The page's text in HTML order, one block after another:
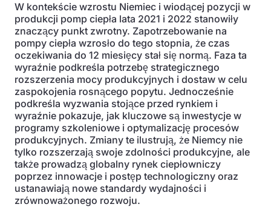
W kontekście wzrostu Niemiec i wiodącej pozycji w
produkcji pomp ciepła lata 2021 i 2022 stanowiły
znaczący punkt zwrotny. Zapotrzebowanie na
pompy ciepła wzrosło do tego stopnia, że czas
oczekiwania do 12 miesięcy stał się normą. Faza ta
wyraźnie podkreśla potrzebę strategicznego
rozszerzenia mocy produkcyjnych i dostaw w celu
zaspokojenia rosnącego popytu. Jednocześnie
podkreśla wyzwania stojące przed rynkiem i
wyraźnie pokazuje, jak kluczowe są inwestycje w
programy szkoleniowe i optymalizację procesów
produkcyjnych. Zmiany te ilustrują, że Niemcy nie
tylko rozszerzają swoje zdolności produkcyjne, ale
także prowadzą globalny rynek ciepłowniczy
poprzez innowacje i postęp technologiczny oraz
ustanawiają nowe standardy wydajności i
zrównoważonego rozwoju.